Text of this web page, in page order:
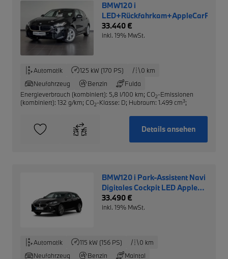
BMW120 i
33.440 €
inkl. 19% MwSt.
Automatik 125 kW (170 PS)
0 km
Neufahrzeug
Benzin
Fulda
Energieverbrauch (kombiniert): 5,8 l/100 km; CO2-Emissionen
(kombiniert): 132 g/km; CO2-Klasse: D; Hubraum: 1.499 cm3;
Details ansehen
BMW120 i Park-Assistent Navi
Digitales Cockpit LED Apple
CarPlay Android Auto
Mehrzonenklima
33.490 €
inkl. 19% MwSt.
Automatik 115 kW (156 PS)
0 km
Neufahrzeug
Benzin Maintal